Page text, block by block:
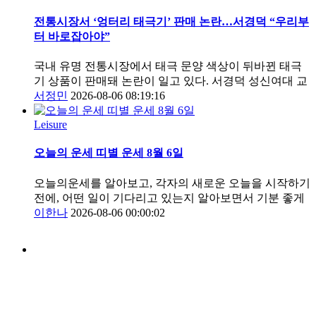
전통시장서 ‘엉터리 태극기’ 판매 논란…서경덕 “우리부
터 바로잡아야”
국내 유명 전통시장에서 태극 문양 색상이 뒤바뀐 태극
기 상품이 판매돼 논란이 일고 있다. 서경덕 성신여대 교
서정민 2026-08-06 08:19:16
Leisure
오늘의 운세 띠별 운세 8월 6일
오늘의운세를 알아보고, 각자의 새로운 오늘을 시작하기
전에, 어떤 일이 기다리고 있는지 알아보면서 기분 좋게
이한나 2026-08-06 00:00:02